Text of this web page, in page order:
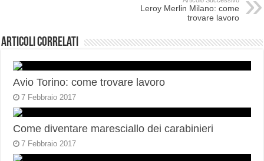
Leroy Merlin Milano: come
trovare lavoro
Articoli correlati
Avio Torino: come trovare lavoro
7 Febbraio 2017
Come diventare maresciallo dei carabinieri
7 Febbraio 2017